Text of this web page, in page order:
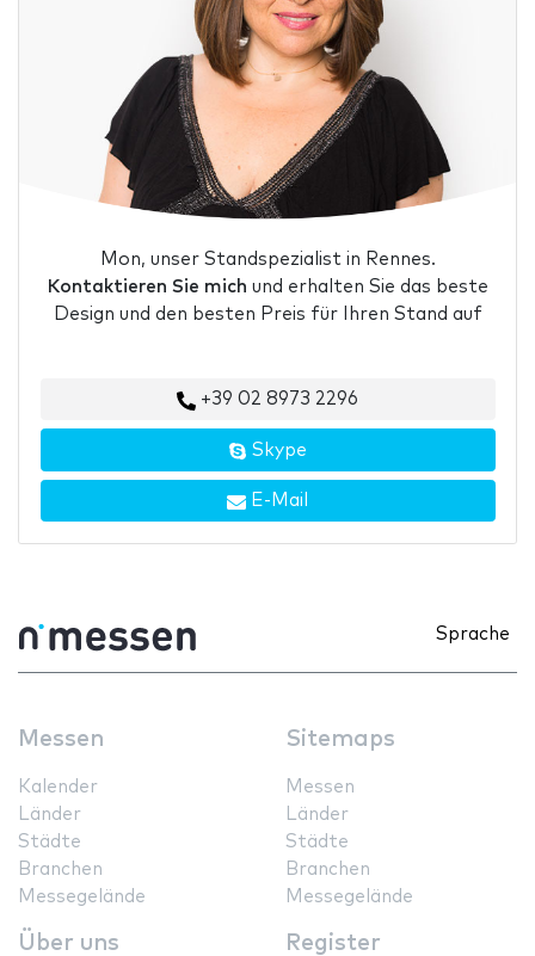
Mon, unser Standspezialist in Rennes.
Kontaktieren Sie mich und erhalten Sie das beste
Design und den besten Preis für Ihren Stand auf
+39 02 8973 2296
Skype
E-Mail
Sprache
Messen
Kalender
Länder
Städte
Branchen
Messegelände
Sitemaps
Messen
Länder
Städte
Branchen
Messegelände
Über uns Register